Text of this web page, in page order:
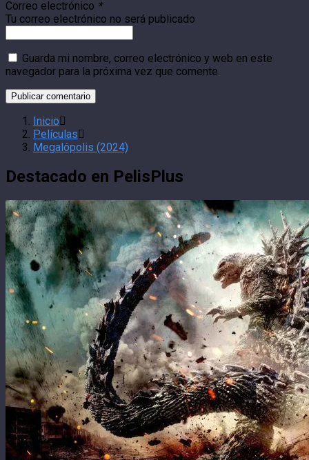
Correo electrónico *
Tu correo electrónico no será publicado
Guarda mi nombre, correo electrónico y web en este
navegador para la próxima vez que comente.
Inicio
Películas
Megalópolis (2024)
Destacado en PelisPlus